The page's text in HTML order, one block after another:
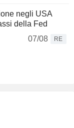
negli USA
della Fed
07/08
RE